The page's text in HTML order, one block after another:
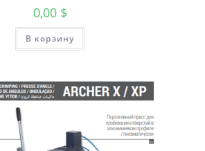
0,00 $
В корзину